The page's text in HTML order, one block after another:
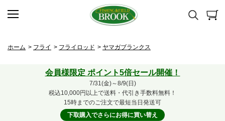
ホーム > フライ > フライロッド > ヤマガブランクス
会員様限定 ポイント5倍セール開催！
7/31(金)～8/9(日)
税込10,000円以上で送料・代引き手数料無料！
15時までのご注文で最短当日発送可
下取購入でさらにお得に買い替え